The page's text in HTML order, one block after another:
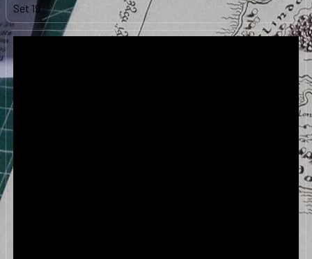
Set 19